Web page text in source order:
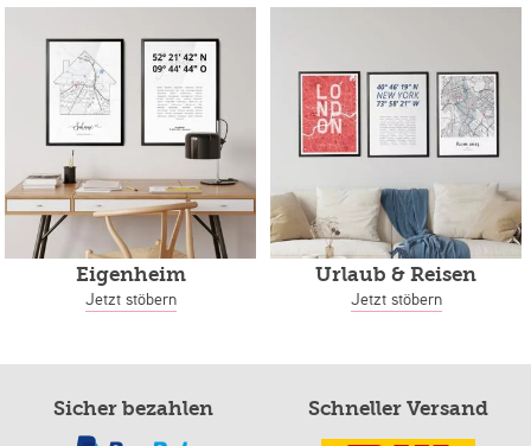
Eigenheim
Jetzt stöbern
Urlaub & Reisen
Jetzt stöbern
Sicher bezahlen Schneller Versand